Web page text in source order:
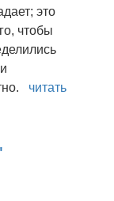
это
чтобы
читать